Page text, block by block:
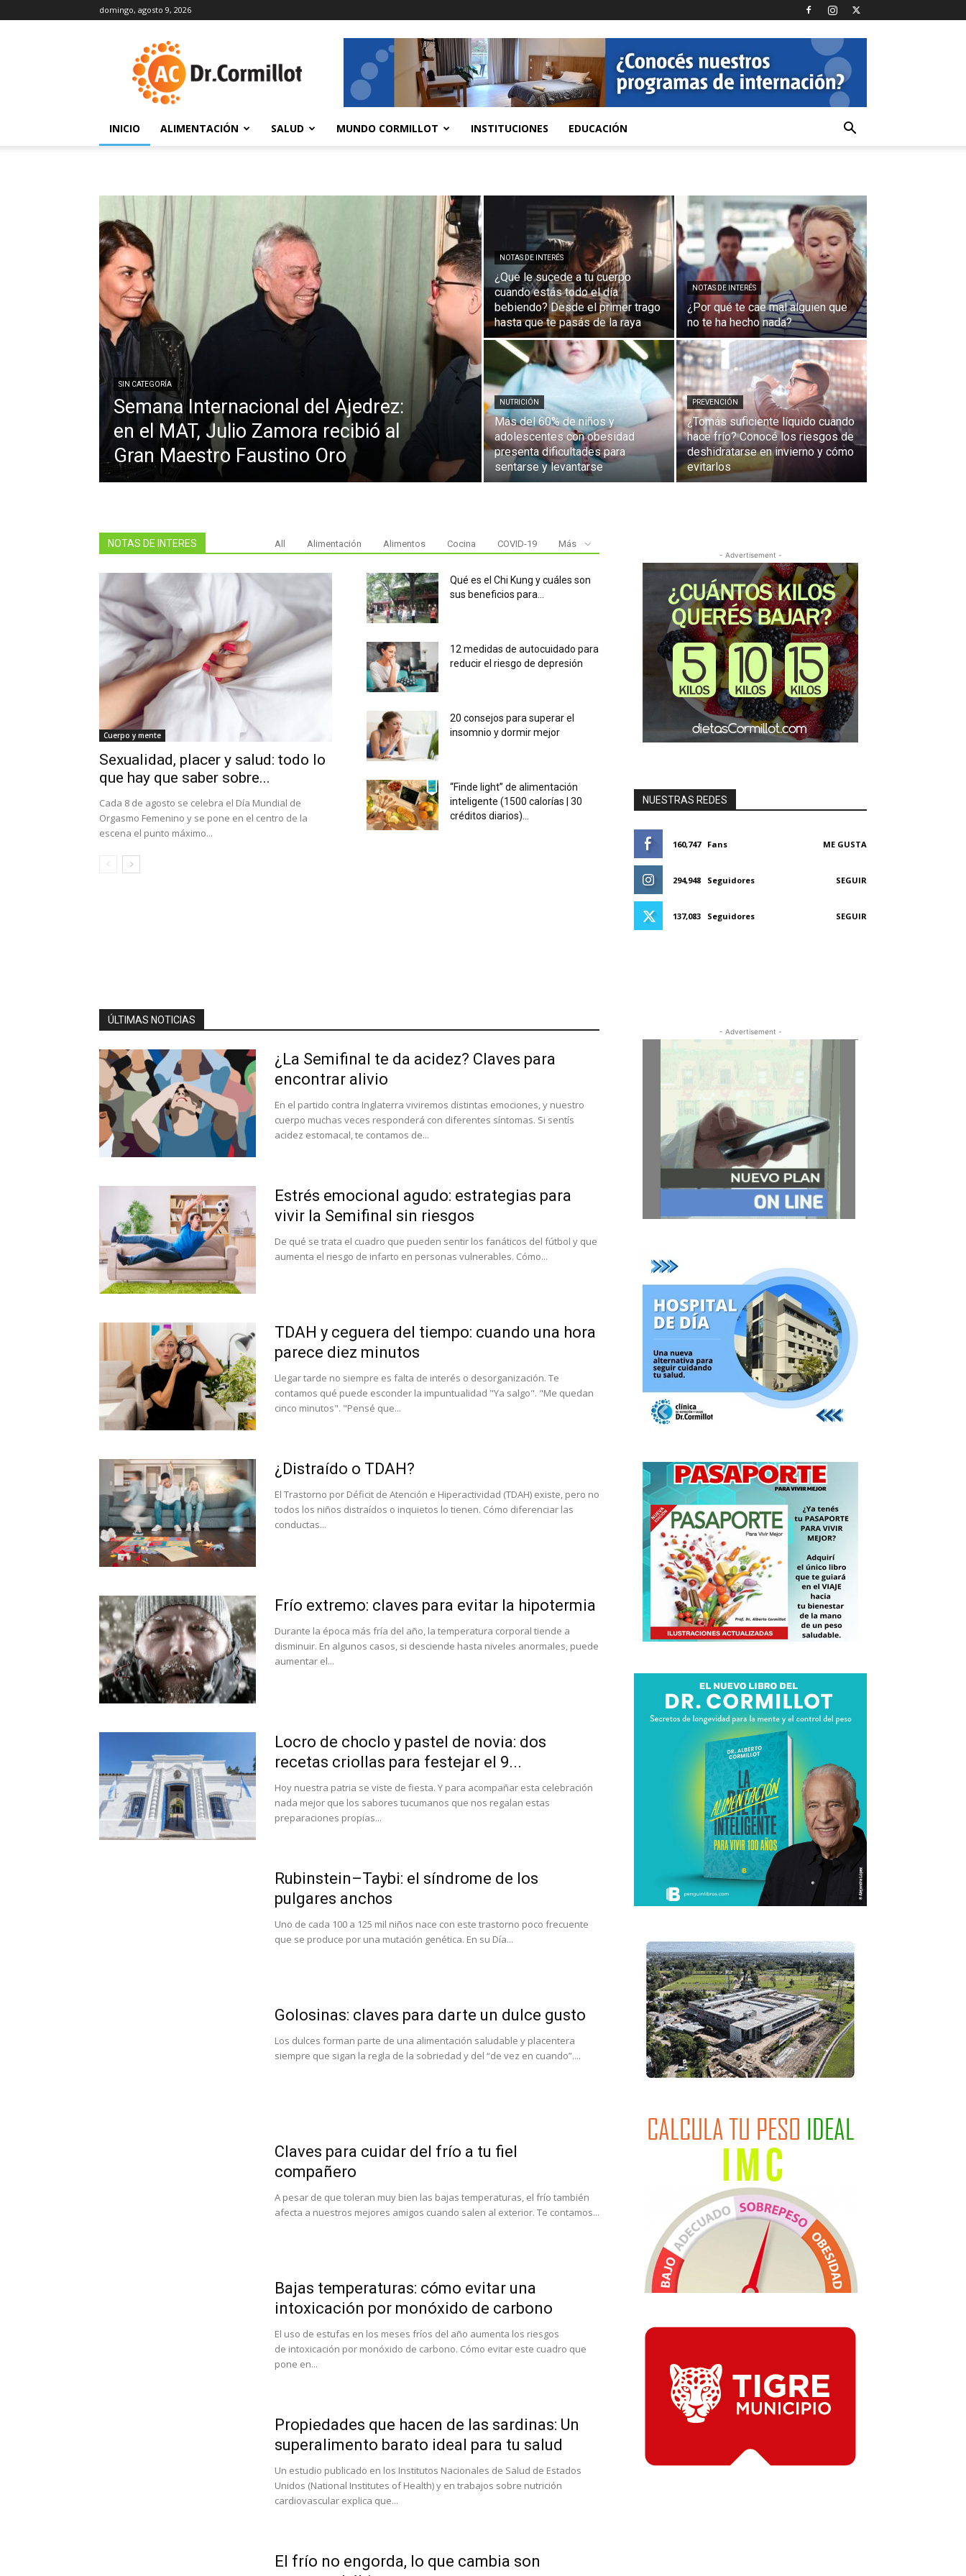
domingo, agosto 9, 2026
INICIO ALIMENTACIÓN SALUD MUNDO CORMILLOT INSTITUCIONES EDUCACIÓN
SIN CATEGORÍA
Semana Internacional del Ajedrez:
en el MAT, Julio Zamora recibió al
Gran Maestro Faustino Oro
NOTAS DE INTERÉS
¿Que le sucede a tu cuerpo
cuando estás todo el día
bebiendo? Desde el primer trago
hasta que te pasás de la raya
NOTAS DE INTERÉS
¿Por qué te cae mal alguien que
no te ha hecho nada?
NUTRICIÓN
Más del 60% de niños y
adolescentes con obesidad
presenta dificultades para
sentarse y levantarse
PREVENCIÓN
¿Tomás suficiente líquido cuando
hace frío? Conocé los riesgos de
deshidratarse en invierno y cómo
evitarlos
NOTAS DE INTERES All Alimentación Alimentos Cocina COVID-19 Más
Cuerpo y mente
Sexualidad, placer y salud: todo lo
que hay que saber sobre...
Cada 8 de agosto se celebra el Día Mundial de
Orgasmo Femenino y se pone en el centro de la
escena el punto máximo...
Qué es el Chi Kung y cuáles son
sus beneficios para...
12 medidas de autocuidado para
reducir el riesgo de depresión
20 consejos para superar el
insomnio y dormir mejor
“Finde light” de alimentación
inteligente (1500 calorías | 30
créditos diarios)...
- Advertisement -
NUESTRAS REDES
160,747 Fans ME GUSTA
294,948 Seguidores SEGUIR
137,083 Seguidores SEGUIR
ÚLTIMAS NOTICIAS
¿La Semifinal te da acidez? Claves para
encontrar alivio
En el partido contra Inglaterra viviremos distintas emociones, y nuestro
cuerpo muchas veces responderá con diferentes síntomas. Si sentís
acidez estomacal, te contamos de...
Estrés emocional agudo: estrategias para
vivir la Semifinal sin riesgos
De qué se trata el cuadro que pueden sentir los fanáticos del fútbol y que
aumenta el riesgo de infarto en personas vulnerables. Cómo...
TDAH y ceguera del tiempo: cuando una hora
parece diez minutos
Llegar tarde no siempre es falta de interés o desorganización. Te
contamos qué puede esconder la impuntualidad "Ya salgo". "Me quedan
cinco minutos". "Pensé que...
¿Distraído o TDAH?
El Trastorno por Déficit de Atención e Hiperactividad (TDAH) existe, pero no
todos los niños distraídos o inquietos lo tienen. Cómo diferenciar las
conductas...
Frío extremo: claves para evitar la hipotermia
Durante la época más fría del año, la temperatura corporal tiende a
disminuir. En algunos casos, si desciende hasta niveles anormales, puede
aumentar el...
Locro de choclo y pastel de novia: dos
recetas criollas para festejar el 9...
Hoy nuestra patria se viste de fiesta. Y para acompañar esta celebración
nada mejor que los sabores tucumanos que nos regalan estas
preparaciones propias...
Rubinstein–Taybi: el síndrome de los
pulgares anchos
Uno de cada 100 a 125 mil niños nace con este trastorno poco frecuente
que se produce por una mutación genética. En su Día...
Golosinas: claves para darte un dulce gusto
Los dulces forman parte de una alimentación saludable y placentera
siempre que sigan la regla de la sobriedad y del “de vez en cuando”....
Claves para cuidar del frío a tu fiel
compañero
A pesar de que toleran muy bien las bajas temperaturas, el frío también
afecta a nuestros mejores amigos cuando salen al exterior. Te contamos...
Bajas temperaturas: cómo evitar una
intoxicación por monóxido de carbono
El uso de estufas en los meses fríos del año aumenta los riesgos
de intoxicación por monóxido de carbono. Cómo evitar este cuadro que
pone en...
Propiedades que hacen de las sardinas: Un
superalimento barato ideal para tu salud
Un estudio publicado en los Institutos Nacionales de Salud de Estados
Unidos (National Institutes of Health) y en trabajos sobre nutrición
cardiovascular explica que...
El frío no engorda, lo que cambia son
- Advertisement -